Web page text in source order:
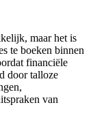
maar het is
te boeken binnen
financiële
door talloze
van